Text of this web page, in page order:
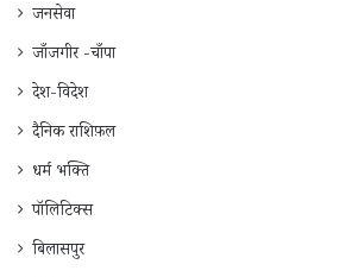
जनसेवा
जाँजगीर -चाँपा
देश-विदेश
दैनिक राशिफ़ल
धर्म भक्ति
पॉलिटिक्स
बिलासपुर